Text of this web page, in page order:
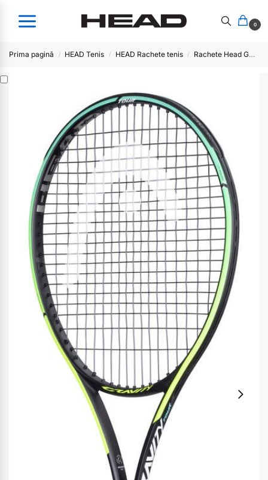
0
Prima pagină / HEAD Tenis / HEAD Rachete tenis / Rachete Head GRAVITY